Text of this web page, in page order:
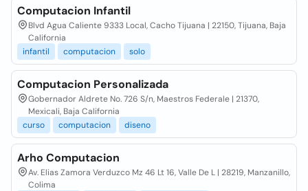
Computacion Infantil
Blvd Agua Caliente 9333 Local, Cacho Tijuana | 22150, Tijuana, Baja
California
infantil
computacion solo
Computacion Personalizada
Gobernador Aldrete No. 726 S/n, Maestros Federale | 21370,
Mexicali, Baja California
curso
computacion diseno
Arho Computacion
Av. Elias Zamora Verduzco Mz 46 Lt 16, Valle De L | 28219, Manzanillo,
Colima